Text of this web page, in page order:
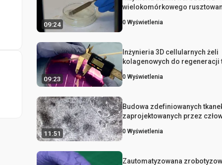
09:24
wielokomórkowego
komórkowych
0 Wyświetlenia
09:23
Inżynieria 3D cellularnych żeli
kolagenowych do regeneracji
naczyniowej
0 Wyświetlenia
11:51
Budowa zdefiniowanych
zaprojektowanych przez
zbadania mechanizmów
komórkami serca
0 Wyświetlenia
Zautomatyzowana